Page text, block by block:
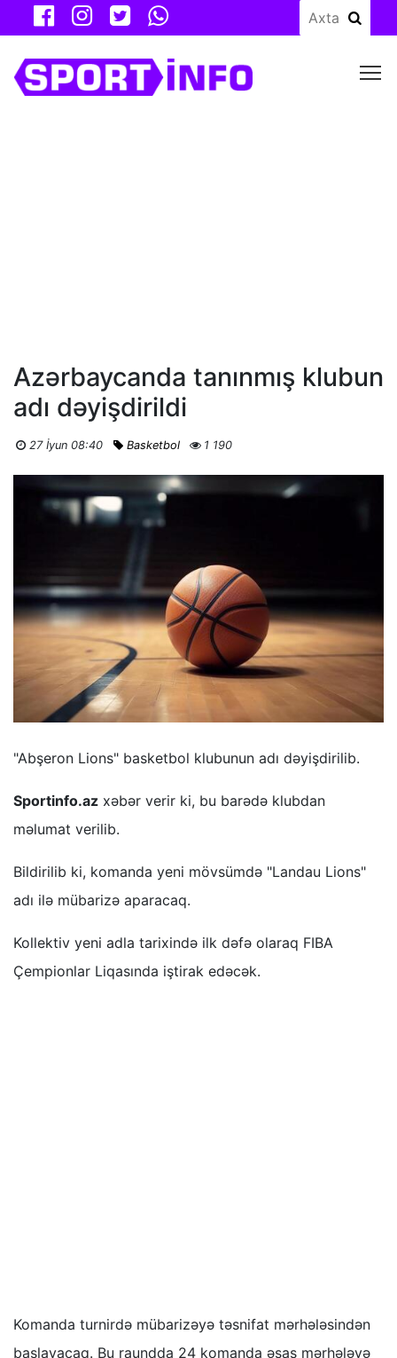
Azərbaycanda tanınmış klubun
adı dəyişdirildi
27 İyun 08:40 Basketbol 1 190
"Abşeron Lions" basketbol klubunun adı dəyişdirilib.
Sportinfo.az xəbər verir ki, bu barədə klubdan
məlumat verilib.
Bildirilib ki, komanda yeni mövsümdə "Landau Lions"
adı ilə mübarizə aparacaq.
Kollektiv yeni adla tarixində ilk dəfə olaraq FIBA
Çempionlar Liqasında iştirak edəcək.
Komanda turnirdə mübarizəyə təsnifat mərhələsindən
başlayacaq. Bu raundda 24 komanda əsas mərhələyə